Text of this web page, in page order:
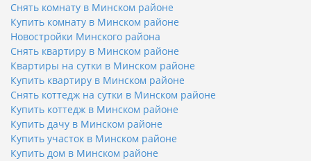
Снять комнату в Минском районе
Купить комнату в Минском районе
Новостройки Минского района
Снять квартиру в Минском районе
Квартиры на сутки в Минском районе
Купить квартиру в Минском районе
Снять коттедж на сутки в Минском районе
Купить коттедж в Минском районе
Купить дачу в Минском районе
Купить участок в Минском районе
Купить дом в Минском районе